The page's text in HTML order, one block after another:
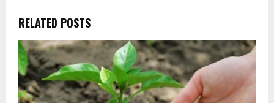
RELATED POSTS